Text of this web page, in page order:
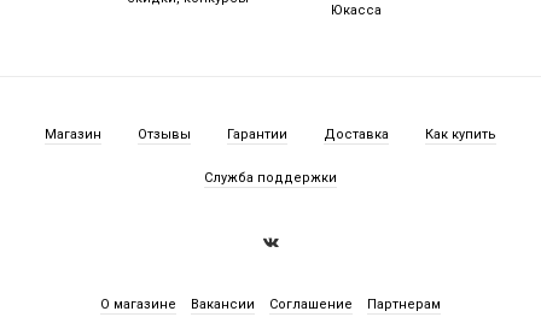
Юкасса
Магазин Отзывы Гарантии Доставка Как купить
Служба поддержки
О магазине Вакансии Соглашение Партнерам